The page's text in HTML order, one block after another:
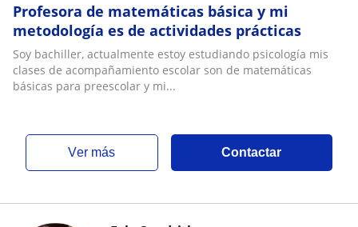
Profesora de matemáticas básica y mi
metodología es de actividades prácticas
Soy bachiller, actualmente estoy estudiando psicología mis
clases de acompañamiento escolar son de matemáticas
básicas para preescolar y mi...
ver más Contactar